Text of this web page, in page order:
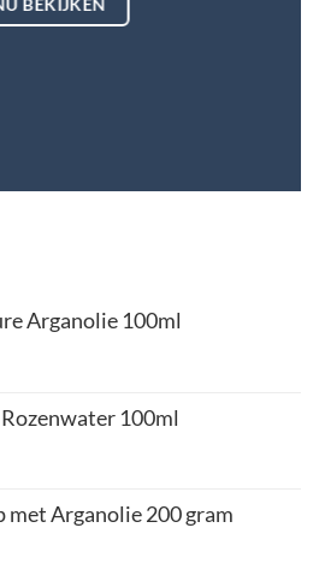
Arganolie 100ml
100ml
met Arganolie 200 gram